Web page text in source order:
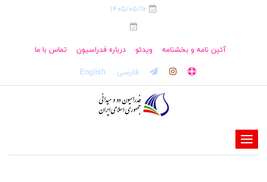
1405/05/16
آئین نامه و بخشنامه ویدئو درباره فدراسیون تماس با ما
فارسی English
-
-